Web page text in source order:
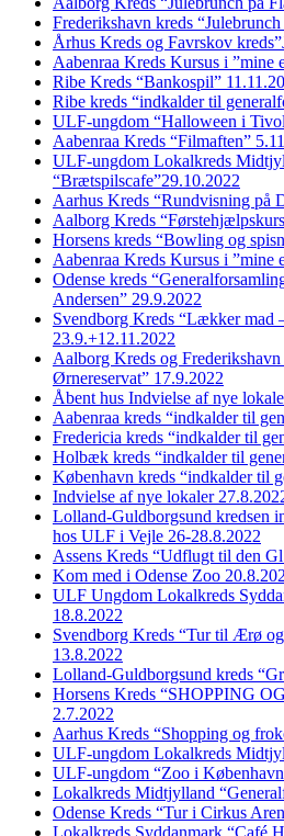
Frederikshavn kreds
Århus Kreds og Favrskov
Aabenraa Kreds Kursus i ”mine
Ribe Kreds “Bankospil”
Ribe kreds “indkalder til
ULF-ungdom “Halloween i
Aabenraa Kreds “Filmaften”
ULF-ungdom Lokalkreds
“Brætspilscafe”29.10.2022
Aarhus Kreds “Rundvisning på
Aalborg Kreds
Horsens kreds “Bowling og
Aabenraa Kreds Kursus i ”mine
Odense kreds
Andersen” 29.9.2022
Svendborg Kreds “Lækker mad
23.9.+12.11.2022
Aalborg Kreds og
Ørnereservat” 17.9.2022
Åbent hus Indvielse af nye
Aabenraa kreds “indkalder til
Fredericia kreds “indkalder til
Holbæk kreds “indkalder til
København kreds “indkalder til
Indvielse af nye lokaler
Lolland-Guldborgsund kredsen
hos ULF i Vejle 26-28.8.2022
Assens Kreds “Udflugt til den
Kom med i Odense Zoo
ULF Ungdom Lokalkreds
18.8.2022
Svendborg Kreds “Tur til Ærø og
13.8.2022
Lolland-Guldborgsund kreds
Horsens Kreds “SHOPPING
2.7.2022
Aarhus Kreds “Shopping og
ULF-ungdom Lokalkreds
ULF-ungdom “Zoo i
Lokalkreds Midtjylland
Odense Kreds “Tur i Cirkus